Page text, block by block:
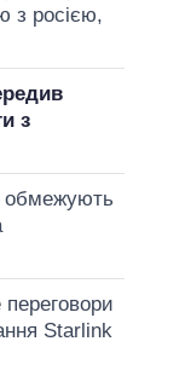
з росією,
з
обмежують
Starlink